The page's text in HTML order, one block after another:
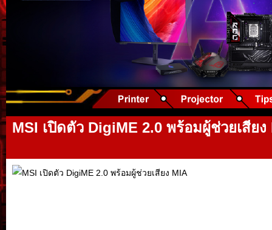
MSI เปิดตัว DigiME 2.0 พร้อมผู้ช่วยเสียง